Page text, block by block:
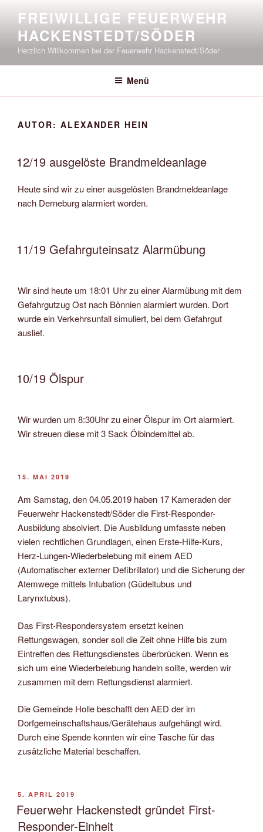
springen
FREIWILLIGE FEUERWEHR
HACKENSTEDT/SÖDER
Herzlich Willkommen bei der Feuerwehr Hackenstedt/Söder
Menü
AUTOR: ALEXANDER HEIN
12/19 ausgelöste Brandmeldeanlage
Heute sind wir zu einer ausgelösten Brandmeldeanlage
nach Derneburg alarmiert worden.
11/19 Gefahrguteinsatz Alarmübung
Wir sind heute um 18:01 Uhr zu einer Alarmübung mit dem
Gefahrgutzug Ost nach Bönnien alarmiert wurden. Dort
wurde ein Verkehrsunfall simuliert, bei dem Gefahrgut
auslief.
10/19 Ölspur
Wir wurden um 8:30Uhr zu einer Ölspur im Ort alarmiert.
Wir streuen diese mit 3 Sack Ölbindemittel ab.
VERÖFFENTLICHT
15. MAI 2019
Am Samstag, den 04.05.2019 haben 17 Kameraden der
Feuerwehr Hackenstedt/Söder die First-Responder-
Ausbildung absolviert. Die Ausbildung umfasste neben
vielen rechtlichen Grundlagen, einen Erste-Hilfe-Kurs,
Herz-Lungen-Wiederbelebung mit einem AED
(Automatischer externer Defibrillator) und die Sicherung der
Atemwege mittels Intubation (Güdeltubus und
Larynxtubus).
Das First-Respondersystem ersetzt keinen
Rettungswagen, sonder soll die Zeit ohne Hilfe bis zum
Eintreffen des Rettungsdienstes überbrücken. Wenn es
sich um eine Wiederbelebung handeln sollte, werden wir
zusammen mit dem Rettungsdienst alarmiert.
Die Gemeinde Holle beschafft den AED der im
Dorfgemeinschaftshaus/Gerätehaus aufgehängt wird.
Durch eine Spende konnten wir eine Tasche für das
zusätzliche Material beschaffen.
VERÖFFENTLICHT
AM
5. APRIL 2019
Feuerwehr Hackenstedt gründet First-
Responder-Einheit